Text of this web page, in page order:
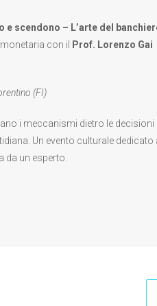
scendono – L’arte del
con il
Prof. Lorenzo Gai
(FI)
i meccanismi dietro le decisioni
Un evento culturale
da un esperto.